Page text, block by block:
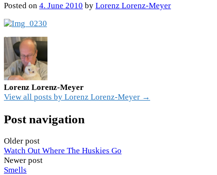
Posted on 4. June 2010 by Lorenz Lorenz-Meyer
Lorenz Lorenz-Meyer
View all posts by Lorenz Lorenz-Meyer →
Post navigation
Older post
Watch Out Where The Huskies Go
Newer post
Smells